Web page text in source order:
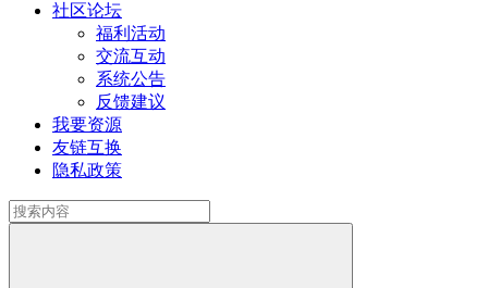
社区论坛
福利活动
交流互动
系统公告
反馈建议
我要资源
友链互换
隐私政策